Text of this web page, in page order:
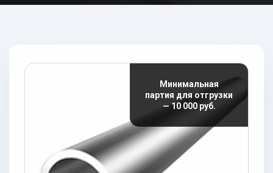
Минимальная
партия для отгрузки
— 10 000 руб.